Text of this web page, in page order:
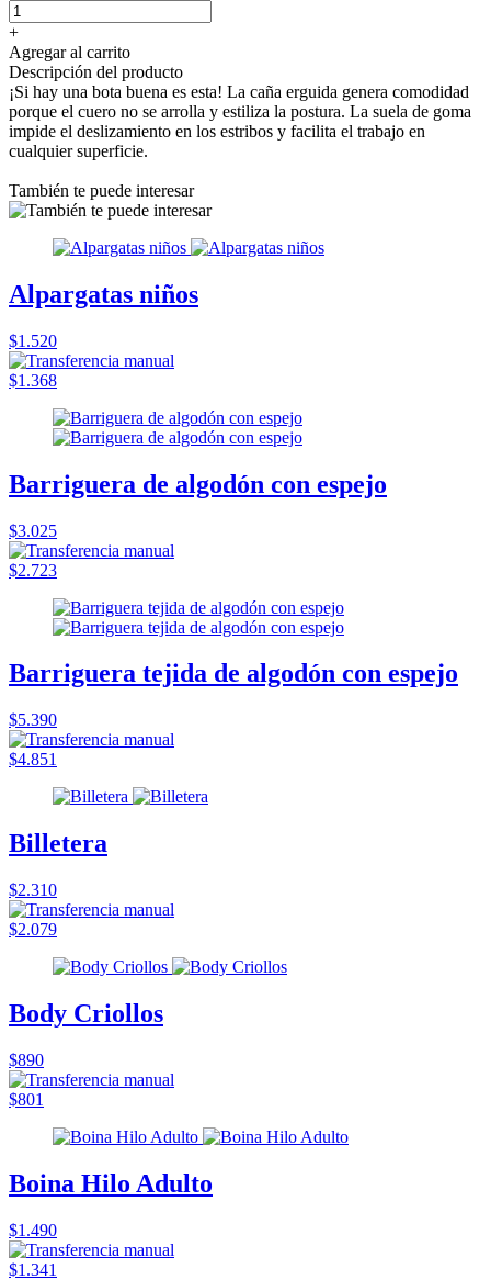
+
Agregar al carrito
Descripción del producto
¡Si hay una bota buena es esta! La caña erguida genera comodidad
porque el cuero no se arrolla y estiliza la postura. La suela de goma
impide el deslizamiento en los estribos y facilita el trabajo en
cualquier superficie.
También te puede interesar
Alpargatas niños
$1.520
$1.368
Barriguera de algodón con espejo
$3.025
$2.723
Barriguera tejida de algodón con espejo
$5.390
$4.851
Billetera
$2.310
$2.079
Body Criollos
$890
$801
Boina Hilo Adulto
$1.490
$1.341